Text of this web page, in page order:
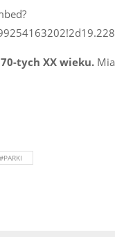
tych XX wieku.
#PARKI